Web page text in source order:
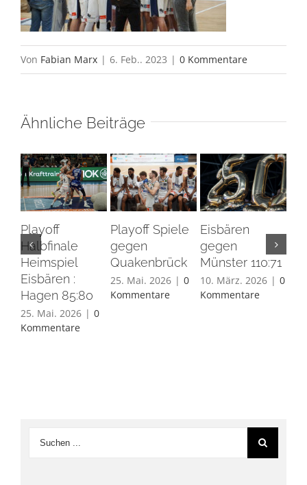
Von Fabian Marx | 6. Feb.. 2023 | 0 Kommentare
Ähnliche Beiträge
Playoff
Halbfinale
Heimspiel
Eisbären :
Hagen 85:80
25. Mai. 2026 | 0
Kommentare
Playoff Spiele
gegen
Quakenbrück
25. Mai. 2026 | 0
Kommentare
Eisbären
gegen
Münster 110:71
10. März. 2026 | 0
Kommentare